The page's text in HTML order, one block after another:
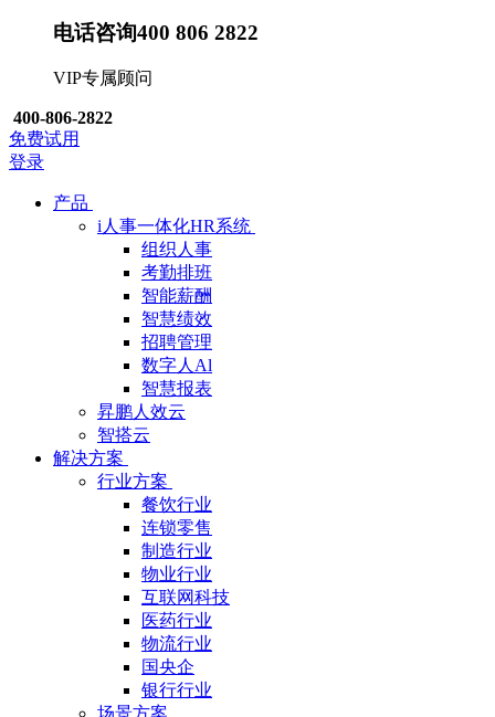
电话咨询400 806 2822
VIP专属顾问
400-806-2822
免费试用
登录
产品
i人事一体化HR系统
组织人事
考勤排班
智能薪酬
智慧绩效
招聘管理
数字人Al
智慧报表
昇鹏人效云
智搭云
解决方案
行业方案
餐饮行业
连锁零售
制造行业
物业行业
互联网科技
医药行业
物流行业
国央企
银行行业